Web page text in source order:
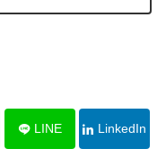
LINE LinkedIn